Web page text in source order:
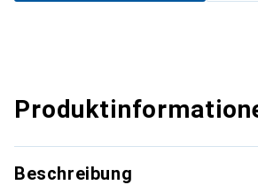
Beschreibung